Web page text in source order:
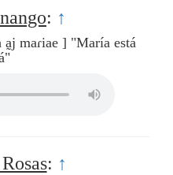
: ↑
a̰j maɾiae ] "María está
: ↑